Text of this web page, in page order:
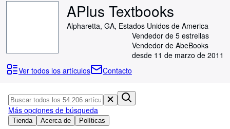
Consultar mis pedidos
Colecciones
Arte y coleccionismo
Vendedores
APlus Textbooks
Alpharetta, GA, Estados Unidos de America
Vendedor de 5 estrellas
Vendedor de AbeBooks
desde 11 de marzo de 2011
Ver todos los artículos
Contacto
Tienda Acerca de Políticas
Más opciones de búsqueda